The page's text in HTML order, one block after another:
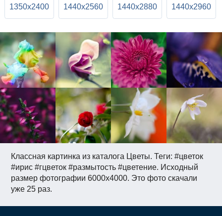
Классная картинка из каталога Цветы. Теги: #цветок
#ирис #гцветок #размытость #цветение. Исходный
размер фотографии 6000x4000. Это фото скачали
уже 25 раз.
1350x2400 1440x2560 1440x2880 1440x2960